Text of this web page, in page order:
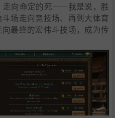
走向命定的死——我是说，胜
场走向竞技场、再到大体育
最终的宏伟斗技场，成为传